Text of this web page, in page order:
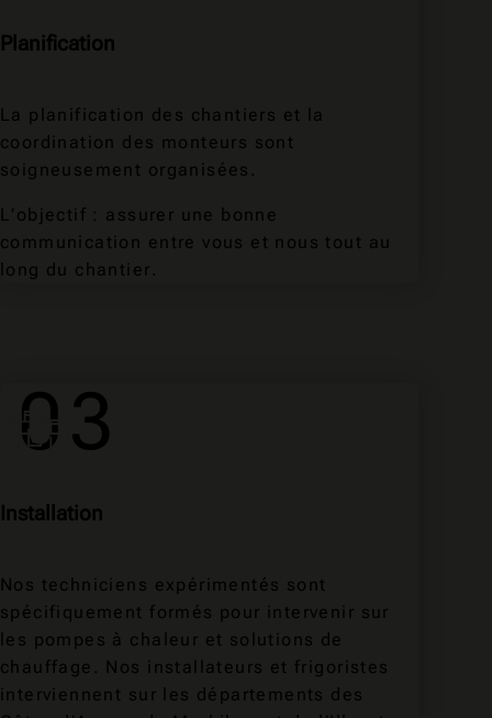
Planification
La planification des chantiers et la
coordination des monteurs sont
soigneusement organisées.
L’objectif : assurer une bonne
communication entre vous et nous tout au
long du chantier.
03
Installation
Nos techniciens expérimentés sont
spécifiquement formés pour intervenir sur
les pompes à chaleur et solutions de
chauffage. Nos installateurs et frigoristes
interviennent sur les départements des